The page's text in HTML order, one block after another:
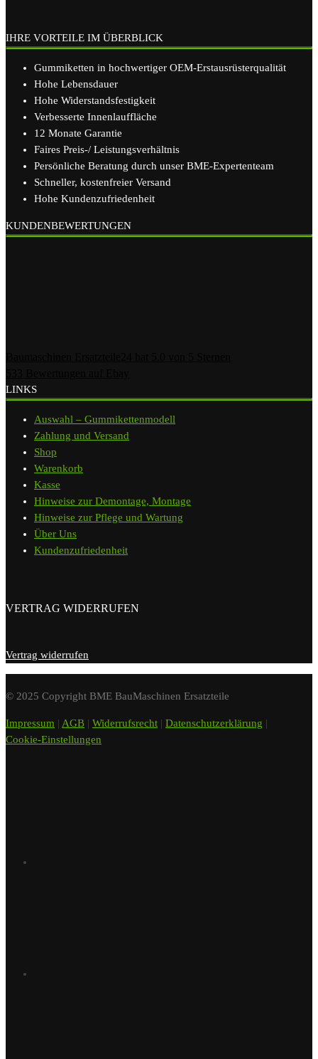
IHRE VORTEILE IM ÜBERBLICK
Gummiketten in hochwertiger OEM-Erstausrüsterqualität
Hohe Lebensdauer
Hohe Widerstandsfestigkeit
Verbesserte Innenlauffläche
12 Monate Garantie
Faires Preis-/ Leistungsverhältnis
Persönliche Beratung durch unser BME-Expertenteam
Schneller, kostenfreier Versand
Hohe Kundenzufriedenheit
KUNDENBEWERTUNGEN
LINKS
Auswahl – Gummikettenmodell
Zahlung und Versand
Shop
Warenkorb
Kasse
Hinweise zur Demontage, Montage
Hinweise zur Pflege und Wartung
Über Uns
Kundenzufriedenheit
VERTRAG WIDERRUFEN
Vertrag widerrufen
© 2025 Copyright BME BauMaschinen Ersatzteile
Impressum | AGB | Widerrufsrecht | Datenschutzerklärung |
Cookie-Einstellungen